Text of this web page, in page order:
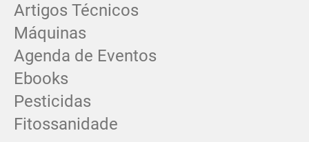
Artigos Técnicos
Máquinas
Agenda de Eventos
Ebooks
Pesticidas
Fitossanidade